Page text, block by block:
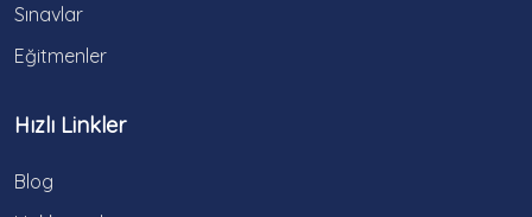
Sınavlar
Eğitmenler
Hızlı Linkler
Blog